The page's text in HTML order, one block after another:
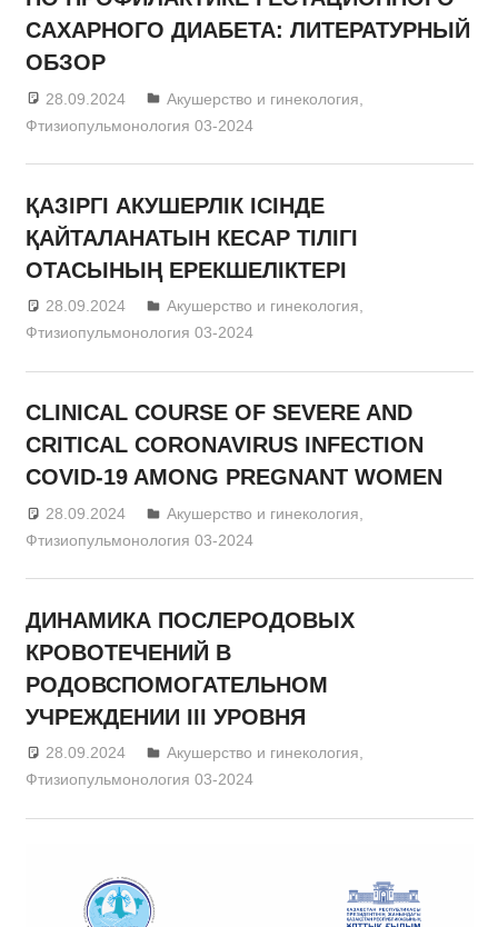
САХАРНОГО ДИАБЕТА: ЛИТЕРАТУРНЫЙ
ОБЗОР
28.09.2024 admin
Акушерство и гинекология
Фтизиопульмонология 03-2024
ҚАЗІРГІ АКУШЕРЛІК ІСІНДЕ
ҚАЙТАЛАНАТЫН КЕСАР ТІЛІГІ
ОТАСЫНЫҢ ЕРЕКШЕЛІКТЕРІ
28.09.2024 admin
Акушерство и гинекология
Фтизиопульмонология 03-2024
CLINICAL COURSE OF SEVERE AND
CRITICAL CORONAVIRUS INFECTION
COVID-19 AMONG PREGNANT WOMEN
28.09.2024 admin
Акушерство и гинекология
Фтизиопульмонология 03-2024
ДИНАМИКА ПОСЛЕРОДОВЫХ
КРОВОТЕЧЕНИЙ В
РОДОВСПОМОГАТЕЛЬНОМ
УЧРЕЖДЕНИИ III УРОВНЯ
28.09.2024 admin
Акушерство и гинекология,
Фтизиопульмонология 03-2024